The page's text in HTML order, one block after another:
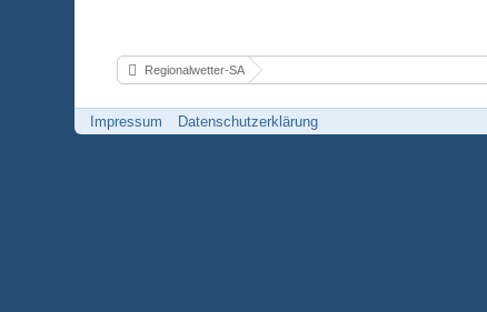
Regionalwetter-SA
Impressum Datenschutzerklärung